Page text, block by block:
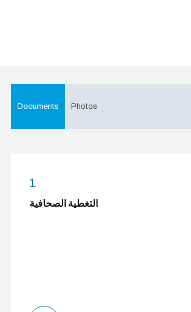
Documents
1
التغطية الصحافية
Photos